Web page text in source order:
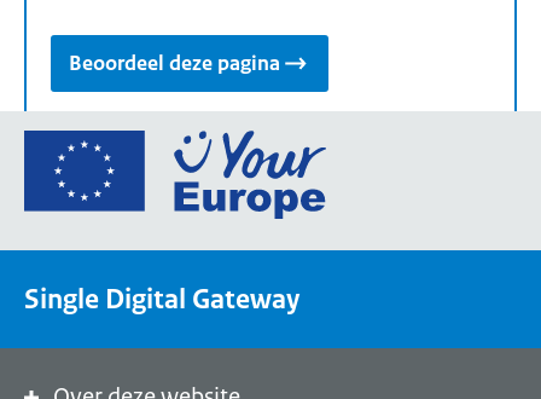
Beoordeel deze pagina
Ga
de
een
Single Digital Gateway